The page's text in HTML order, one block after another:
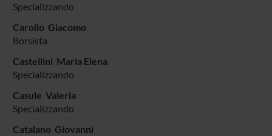
Specializzando
Carollo Giacomo
Borsista
Castellini Maria Elena
Specializzando
Casule Valeria
Specializzando
Catalano Giovanni